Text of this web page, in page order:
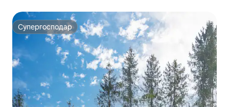
Супергосподар
Супергосподар